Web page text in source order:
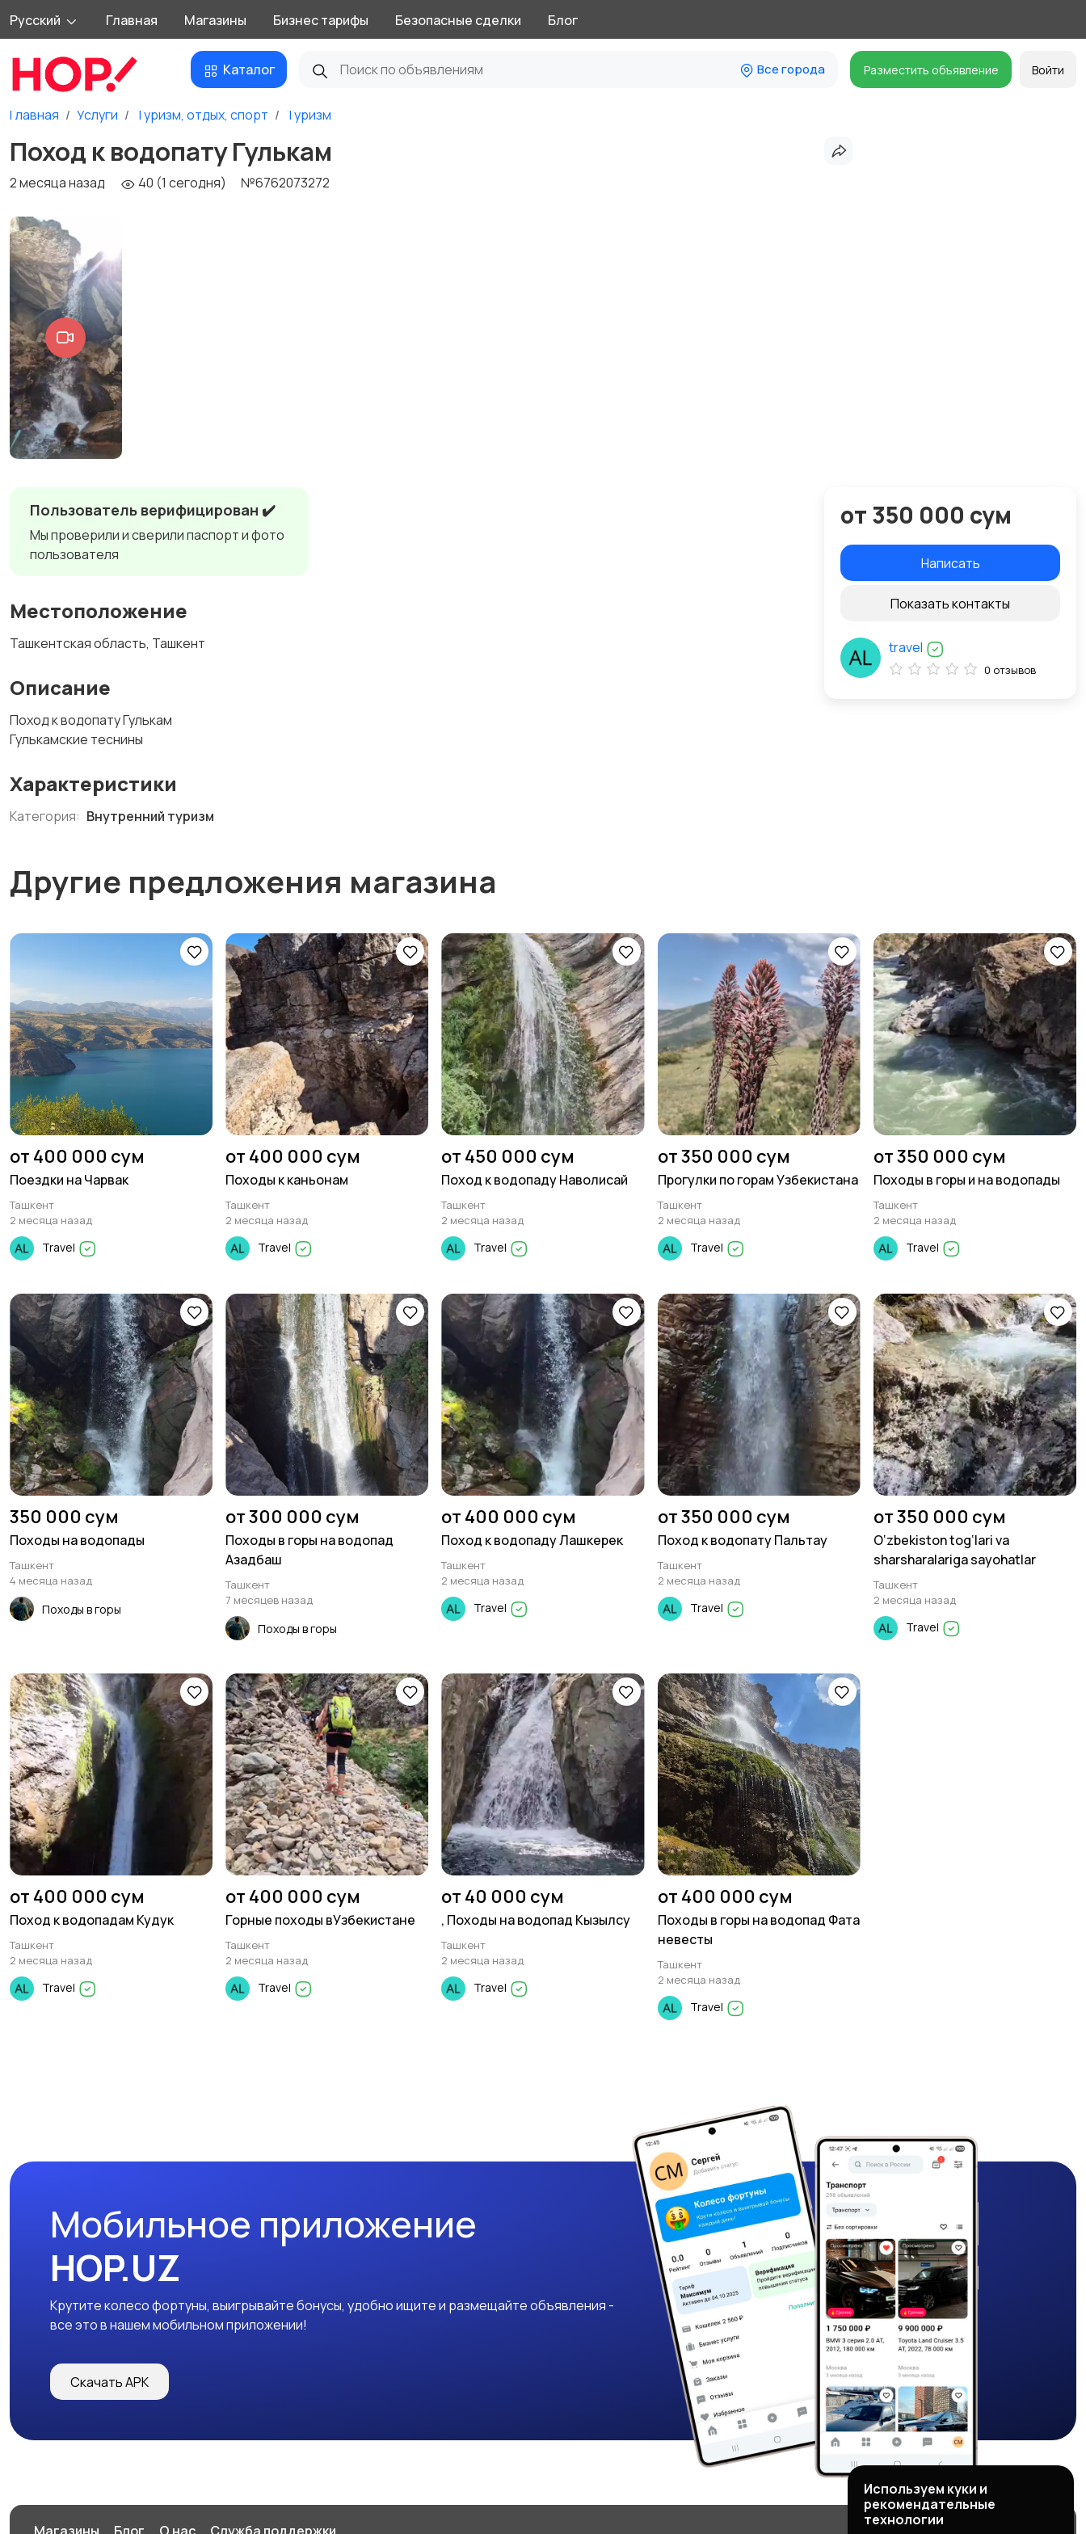
Русский Главная Магазины Бизнес тарифы Безопасные сделки Блог
Каталог Все города Разместить объявление Войти
Главная Услуги Туризм, отдых, спорт Туризм
Поход к водопату Гулькам
2 месяца назад 40 (1 сегодня) №6762073272
Пользователь верифицирован ✔️
Мы проверили и сверили паспорт и фото
пользователя
Местоположение
Ташкентская область, Ташкент
Описание
Поход к водопату Гулькам
Гулькамские теснины
Характеристики
Категория: Внутренний туризм
от 350 000 сум
Написать
Показать контакты
travel
0 отзывов
Другие предложения магазина
от 400 000 сум
Поездки на Чарвак
Ташкент
2 месяца назад
Travel
от 400 000 сум
Походы к каньонам
Ташкент
2 месяца назад
Travel
от 450 000 сум
Поход к водопаду Наволисай
Ташкент
2 месяца назад
Travel
от 350 000 сум
Прогулки по горам Узбекистана
Ташкент
2 месяца назад
Travel
от 350 000 сум
Походы в горы и на водопады
Ташкент
2 месяца назад
Travel
350 000 сум
Походы на водопады
Ташкент
4 месяца назад
Походы в горы
от 300 000 сум
Походы в горы на водопад
Азадбаш
Ташкент
7 месяцев назад
Походы в горы
от 400 000 сум
Поход к водопаду Лашкерек
Ташкент
2 месяца назад
Travel
от 350 000 сум
Поход к водопату Пальтау
Ташкент
2 месяца назад
Travel
от 350 000 сум
O‘zbekiston tog‘lari va
sharsharalariga sayohatlar
Ташкент
2 месяца назад
Travel
от 400 000 сум
Поход к водопадам Кудук
Ташкент
2 месяца назад
Travel
от 400 000 сум
Горные походы вУзбекистане
Ташкент
2 месяца назад
Travel
от 40 000 сум
, Походы на водопад Кызылсу
Ташкент
2 месяца назад
Travel
от 400 000 сум
Походы в горы на водопад Фата
невесты
Ташкент
2 месяца назад
Travel
Мобильное приложение
HOP.UZ
Крутите колесо фортуны, выигрывайте бонусы, удобно ищите и размещайте объявления -
все это в нашем мобильном приложении!
Скачать APK
Используем куки и
рекомендательные
технологии